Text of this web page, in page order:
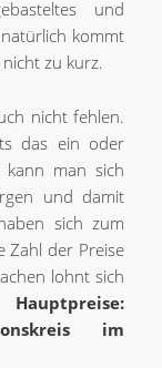
und
kommt
nicht zu kurz.
nicht fehlen.
das ein oder
man sich
und damit
sich zum
Zahl der Preise
lohnt sich
Hauptpreise:
im